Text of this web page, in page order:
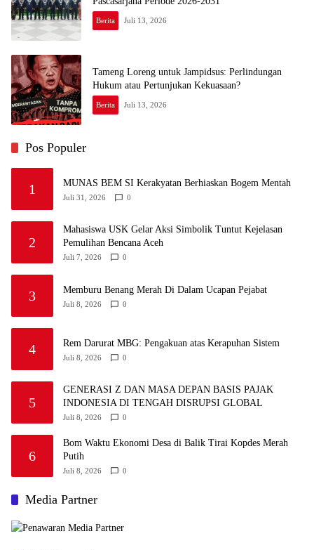
Berita Juli 13, 2026
Tameng Loreng untuk Jampidsus: Perlindungan
Hukum atau Pertunjukan Kekuasaan?
Berita Juli 13, 2026
Pos Populer
1 MUNAS BEM SI Kerakyatan Berhiaskan Bogem Mentah
Juli 31, 2026 0
2
Mahasiswa USK Gelar Aksi Simbolik Tuntut Kejelasan
Pemulihan Bencana Aceh
Juli 7, 2026 0
3 Memburu Benang Merah Di Dalam Ucapan Pejabat
Juli 8, 2026 0
4 Rem Darurat MBG: Pengakuan atas Kerapuhan Sistem
Juli 8, 2026 0
5
GENERASI Z DAN MASA DEPAN BASIS PAJAK
INDONESIA DI TENGAH DISRUPSI GLOBAL
Juli 8, 2026 0
6
Bom Waktu Ekonomi Desa di Balik Tirai Kopdes Merah
Putih
Juli 8, 2026 0
Media Partner